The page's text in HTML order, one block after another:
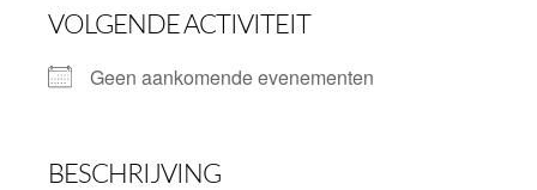
VOLGENDE ACTIVITEIT
Geen aankomende evenementen
BESCHRIJVING